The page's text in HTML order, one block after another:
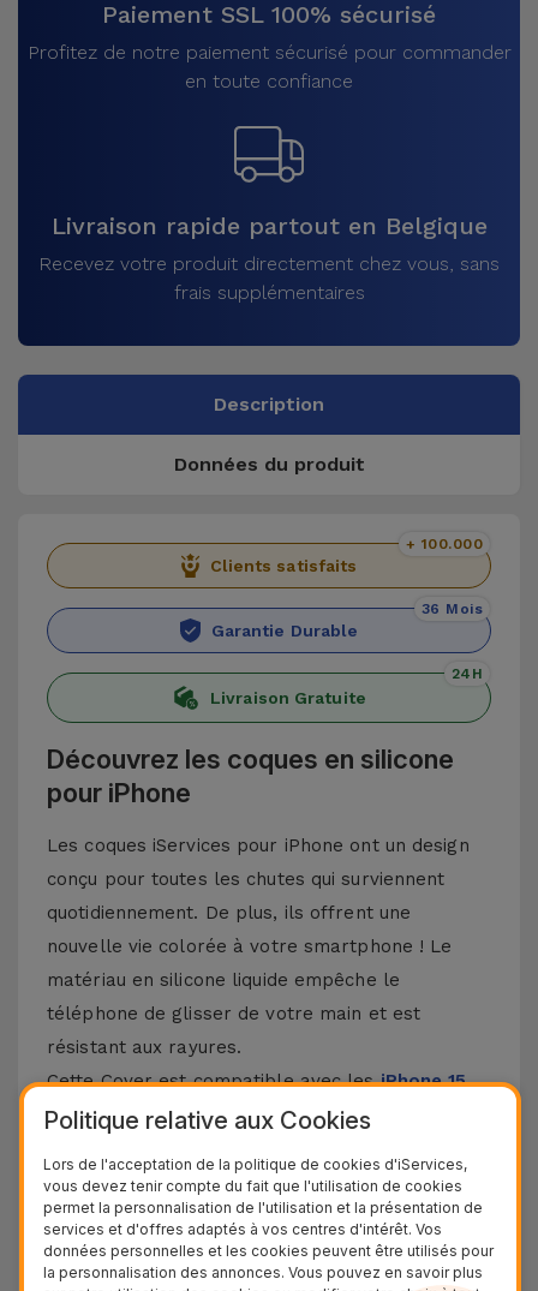
Paiement SSL 100% sécurisé
Profitez de notre paiement sécurisé pour commander
en toute confiance
Livraison rapide partout en Belgique
Recevez votre produit directement chez vous, sans
frais supplémentaires
Description
Données du produit
Clients satisfaits
+ 100.000
Garantie Durable
36 Mois
Livraison Gratuite
24H
Découvrez les coques en silicone
pour iPhone
Les coques iServices pour iPhone ont un design
conçu pour toutes les chutes qui surviennent
quotidiennement. De plus, ils offrent une
nouvelle vie colorée à votre smartphone ! Le
matériau en silicone liquide empêche le
téléphone de glisser de votre main et est
résistant aux rayures.
Cette Cover est compatible avec lesiPhone 15,
14, 13, 12, entre autres, ainsi qu'avec le modèle le
Protection à 3 couches avec coques en
silicone
Politique relative aux Cookies
Lors de l'acceptation de la politique de cookies d'iServices,
vous devez tenir compte du fait que l'utilisation de cookies
permet la personnalisation de l'utilisation et la présentation de
services et d'offres adaptés à vos centres d'intérêt. Vos
données personnelles et les cookies peuvent être utilisés pour
la personnalisation des annonces. Vous pouvez en savoir plus